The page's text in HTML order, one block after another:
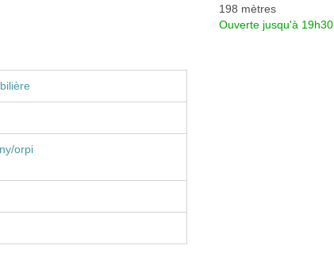
orpi
198 mètres
Ouverte jusqu'à 19h30